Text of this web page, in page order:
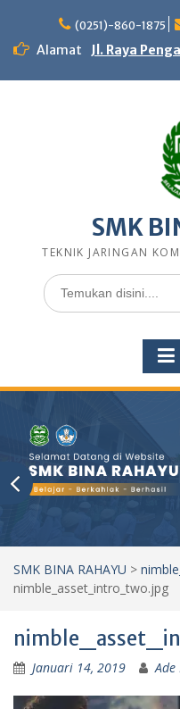
content
(0251)-860-1875
Alamat Jl. Raya
SMK
TEKNIK JARINGAN
Search
for:
SMK BINA RAHAYU >
nimble_asset_intro_two.jpg
Januari 14, 2019 Ade